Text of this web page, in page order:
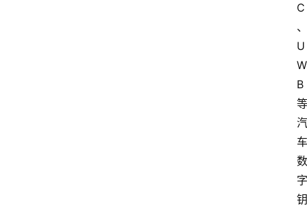
C
、
U
W
B
等
汽
车
数
字
钥